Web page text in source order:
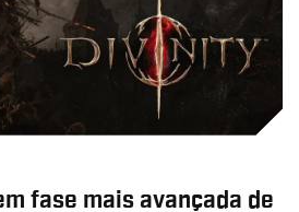
fase mais avançada de